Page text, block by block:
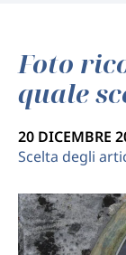
Foto
quale
20 DICEMBRE
Scelta degli